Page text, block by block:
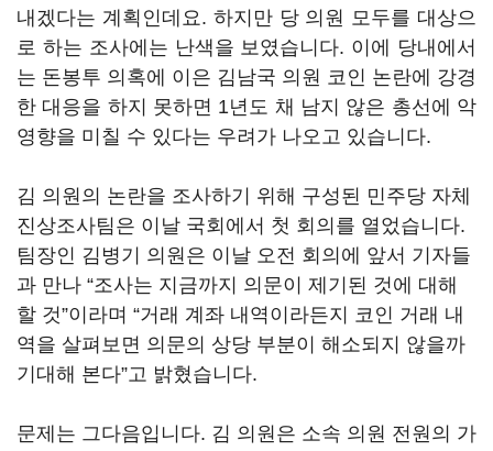
내겠다는 계획인데요. 하지만 당 의원 모두를 대상으
로 하는 조사에는 난색을 보였습니다. 이에 당내에서
는 돈봉투 의혹에 이은 김남국 의원 코인 논란에 강경
한 대응을 하지 못하면 1년도 채 남지 않은 총선에 악
영향을 미칠 수 있다는 우려가 나오고 있습니다.
김 의원의 논란을 조사하기 위해 구성된 민주당 자체
진상조사팀은 이날 국회에서 첫 회의를 열었습니다.
팀장인 김병기 의원은 이날 오전 회의에 앞서 기자들
과 만나 “조사는 지금까지 의문이 제기된 것에 대해
할 것”이라며 “거래 계좌 내역이라든지 코인 거래 내
역을 살펴보면 의문의 상당 부분이 해소되지 않을까
기대해 본다”고 밝혔습니다.
문제는 그다음입니다. 김 의원은 소속 의원 전원의 가